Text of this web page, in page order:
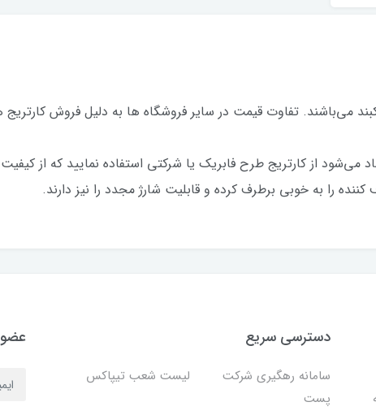
می‌باشند. تفاوت قیمت در سایر فروشگاه ها به دلیل فروش
می‌شود از کارتریج طرح فابریک یا شرکتی استفاده نمایید که از
را به خوبی برطرف کرده و قابلیت شارژ مجدد را نیز دارند.
دسترسی سریع
سامانه رهگیری شرکت
پست
لیست شعب تیپاکس